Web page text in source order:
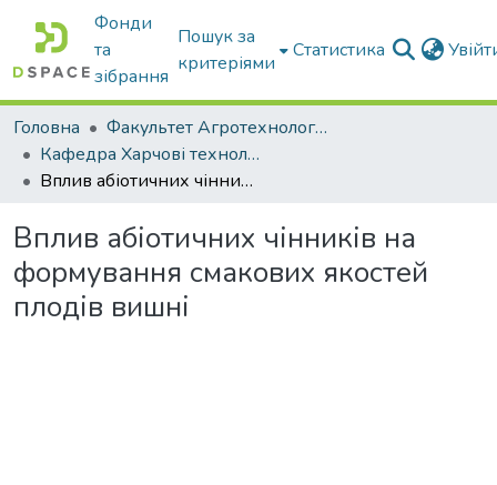
Фонди
та
зібрання
Пошук за
критеріями
Статистика
Головна
Факультет Агротехнологій та екології
Кафедра Харчові технологіі та готельно-ресторанна справа
Вплив абіотичних чінників на формування смакових якостей плодів вишні
Вплив абіотичних чінників на
формування смакових якостей
плодів вишні